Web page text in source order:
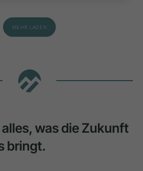
MEHR LADEN
was die Zukunft
bringt.